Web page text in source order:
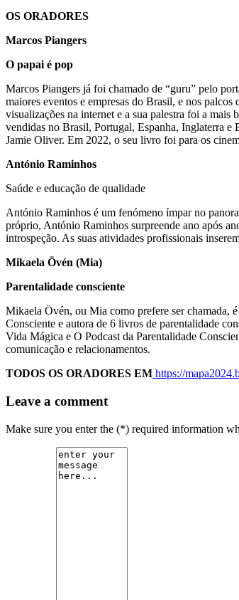
OS ORADORES
Marcos Piangers
O papai é pop
Marcos Piangers já foi chamado de “guru” pelo
maiores eventos e empresas do Brasil, e nos
visualizações na internet e a sua palestra foi a
vendidas no Brasil, Portugal, Espanha, Inglaterra
Jamie Oliver. Em 2022, o seu livro foi para os
António Raminhos
Saúde e educação de qualidade
António Raminhos é um fenómeno ímpar no
próprio, António Raminhos surpreende ano após
introspeção. As suas atividades profissionais
Mikaela Övén (Mia)
Parentalidade consciente
Mikaela Övén, ou Mia como prefere ser chamada,
Consciente e autora de 6 livros de parentalidade
Vida Mágica e O Podcast da Parentalidade
comunicação e relacionamentos.
TODOS OS ORADORES EM https://
Leave a comment
Make sure you enter the (*) required information